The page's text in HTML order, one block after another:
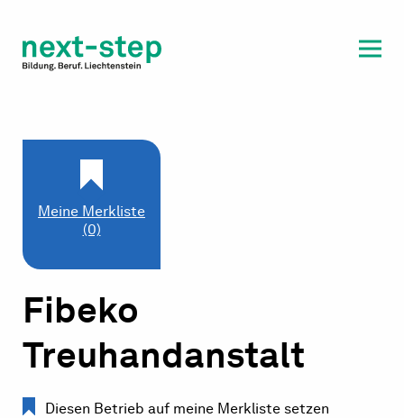
Beratung & Unterstützung
Fibeko
Treuhandanstalt
Diesen Betrieb auf meine Merkliste setzen
Meine Merkliste
(0)